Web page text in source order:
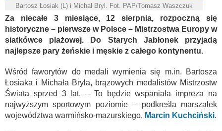
Bartosz Łosiak (L) i Michał Bryl. Fot. PAP/Tomasz Waszczuk
Za niecałe 3 miesiące, 12 sierpnia, rozpoczną się
historyczne – pierwsze w Polsce – Mistrzostwa Europy w
siatkówce plażowej. Do Starych Jabłonek przyjadą
najlepsze pary żeńskie i męskie z całego kontynentu.
Wśród faworytów do medali wymienia się m.in. Bartosza
Łosiaka i Michała Bryla, brązowych medalistów Mistrzostw
Świata sprzed 3 lat. – To będzie wspaniała impreza na
najwyższym sportowym poziomie – podkreśla marszałek
województwa warmińsko-mazurskiego, Marcin Kuchciński.